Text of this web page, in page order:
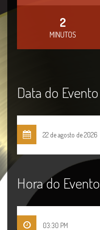
2
MINUTOS
Data do Evento
22 de agosto de 2026
Hora do Evento
03:30 PM